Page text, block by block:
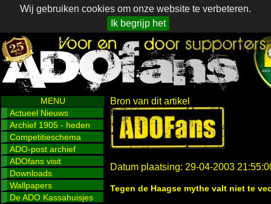
Wij gebruiken cookies om onze website te verbeteren.
Ik begrijp het
MENU
Actueel Nieuws
Archief 1905 - heden
Competitieschema
ADO-post archief
ADOfans visit
Downloads
Wallpapers
De ADO Kassahuisjes
Bron van dit artikel
Datum plaatsing: 29-04-2003
Tegen de Haagse mythe valt niet te